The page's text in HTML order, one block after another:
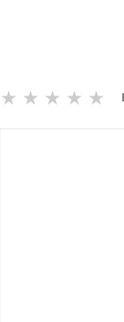
★
★
★
★
★